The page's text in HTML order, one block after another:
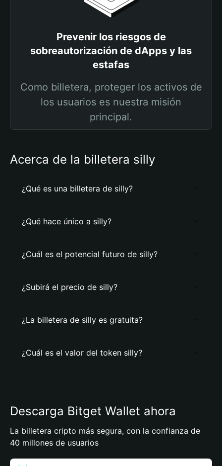
Prevenir los riesgos de
sobreautorización de dApps y las
estafas
Como billetera, proteger los activos de
los usuarios es nuestra misión
principal.
Acerca de la billetera silly
¿Qué es una billetera de silly?
¿Qué hace único a silly?
¿Cuál es el potencial futuro de silly?
¿Subirá el precio de silly?
¿La billetera de silly es gratuita?
¿Cuál es el valor del token silly?
Descarga Bitget Wallet ahora
La billetera cripto más segura, con la confianza de
40 millones de usuarios